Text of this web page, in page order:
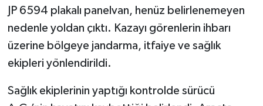
JP 6594 plakalı panelvan, henüz belirlenemeyen
nedenle yoldan çıktı. Kazayı görenlerin ihbarı
üzerine bölgeye jandarma, itfaiye ve sağlık
ekipleri yönlendirildi.
Sağlık ekiplerinin yaptığı kontrolde sürücü
Seydiler Haberleri
Taşköprü Haberleri
Tosya Haberleri
Karadeniz Haberleri